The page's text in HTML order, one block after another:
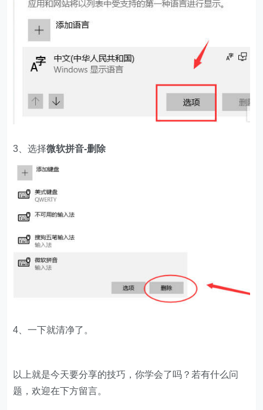
3、选择微软拼音-删除
4、一下就清净了。
​以上就是今天要分享的技巧，你学会了吗？若有什么问
题，欢迎在下方留言。